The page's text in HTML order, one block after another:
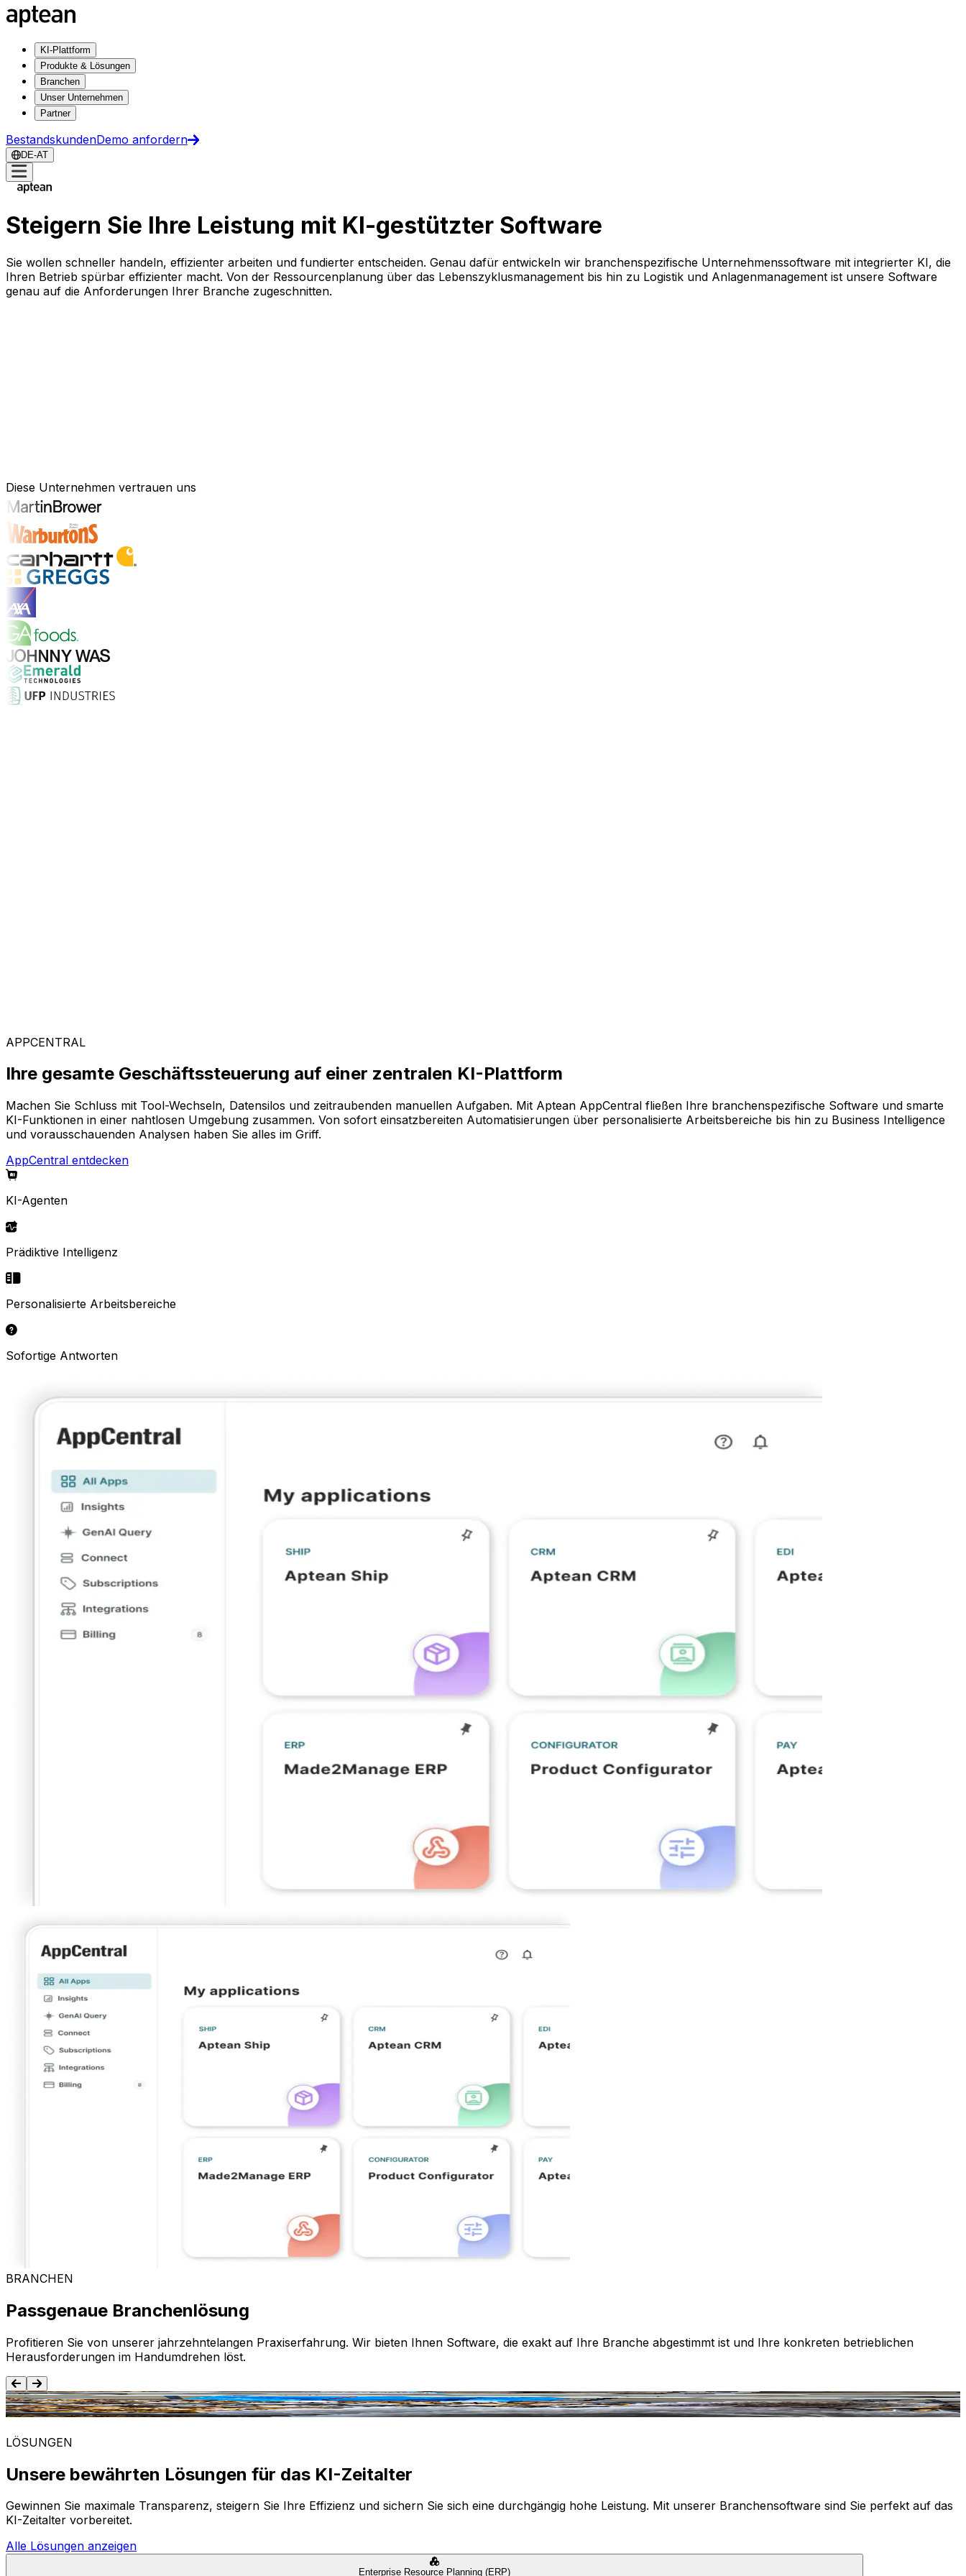
KI-Plattform
Produkte & Lösungen
Branchen
Unser Unternehmen
Partner
BestandskundenDemo anfordern
DE-AT
Steigern Sie Ihre Leistung mit KI-gestützter Software
Sie wollen schneller handeln, effizienter arbeiten und fundierter entscheiden. Genau dafür entwickeln wir branchenspezifische Unternehmenssoftware mit integrierter KI, die
Ihren Betrieb spürbar effizienter macht. Von der Ressourcenplanung über das Lebenszyklusmanagement bis hin zu Logistik und Anlagenmanagement ist unsere Software
genau auf die Anforderungen Ihrer Branche zugeschnitten.
Branchenlösungen entdecken
Diese Unternehmen vertrauen uns
APPCENTRAL
Ihre gesamte Geschäftssteuerung auf einer zentralen KI-Plattform
Machen Sie Schluss mit Tool-Wechseln, Datensilos und zeitraubenden manuellen Aufgaben. Mit Aptean AppCentral fließen Ihre branchenspezifische Software und smarte
KI-Funktionen in einer nahtlosen Umgebung zusammen. Von sofort einsatzbereiten Automatisierungen über personalisierte Arbeitsbereiche bis hin zu Business Intelligence
und vorausschauenden Analysen haben Sie alles im Griff.
AppCentral entdecken
KI-Agenten
Prädiktive Intelligenz
Personalisierte Arbeitsbereiche
Sofortige Antworten
BRANCHEN
Passgenaue Branchenlösung
Profitieren Sie von unserer jahrzehntelangen Praxiserfahrung. Wir bieten Ihnen Software, die exakt auf Ihre Branche abgestimmt ist und Ihre konkreten betrieblichen
Herausforderungen im Handumdrehen löst.
Lebensmittel und Getränke
LÖSUNGEN
Unsere bewährten Lösungen für das KI-Zeitalter
Gewinnen Sie maximale Transparenz, steigern Sie Ihre Effizienz und sichern Sie sich eine durchgängig hohe Leistung. Mit unserer Branchensoftware sind Sie perfekt auf das
KI-Zeitalter vorbereitet.
Alle Lösungen anzeigen
Enterprise Resource Planning (ERP)